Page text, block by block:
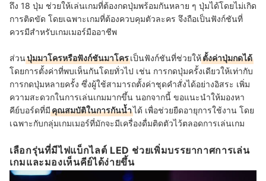
ถึง 18 ปุ่ม ช่วยให้เล่นเกมที่ต้องกดปุ่มพร้อมกันหลาย ๆ ปุ่มได้โดยไม่เกิด
การติดขัด โดยเฉพาะเกมที่ต้องควบคุมตัวละคร จึงถือเป็นฟังก์ชันที่
ควรมีสำหรับเกมเมอร์มืออาชีพ
ส่วนปุ่มมาโครหรือฟังก์ชันมาโครเป็นฟังก์ชันที่ช่วยให้ตั้งค่าปุ่มกดได้
โดยการตั้งค่าที่พบเห็นกันโดยทั่วไป เช่น การกดปุ่มครั้งเดียวให้เท่ากับ
การกดปุ่มหลายครั้ง ซึ่งผู้ใช้สามารถตั้งค่าชุดคำสั่งได้อย่างอิสระ เพิ่ม
ความสะดวกในการเล่นเกมมากขึ้น นอกจากนี้ ขอแนะนำให้มองหา
คีย์บอร์ดที่มีคุณสมบัติในการกันน้ำได้ เพื่อช่วยยืดอายุการใช้งาน โดย
เฉพาะกับกลุ่มเกมเมอร์ที่มักจะมีเครื่องดื่มติดตัวไว้ตลอดการเล่นเกม
เลือกรุ่นที่มีไฟแบ็กไลต์ LED ช่วยเพิ่มบรรยากาศการเล่น
เกมและมองเห็นคีย์ได้ง่ายขึ้น